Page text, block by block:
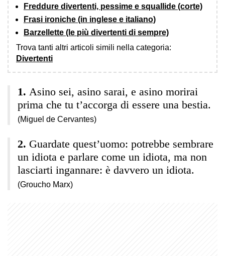
Freddure divertenti, pessime e squallide (corte)
Frasi ironiche (in inglese e italiano)
Barzellette (le più divertenti di sempre)
Trova tanti altri articoli simili nella categoria:
Divertenti
Asino sei, asino sarai, e asino morirai
prima che tu t’accorga di essere una bestia.
(Miguel de Cervantes)
Guardate quest’uomo: potrebbe sembrare
un idiota e parlare come un idiota, ma non
lasciarti ingannare: è davvero un idiota.
(Groucho Marx)